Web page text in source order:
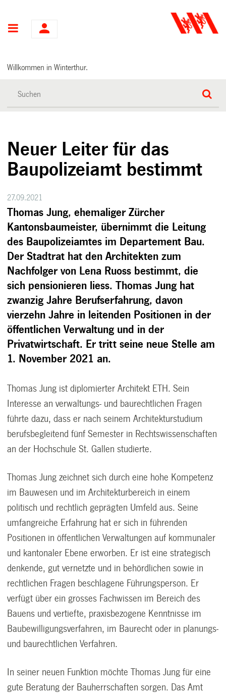
Hauptnavigation
Willkommen in Winterthur.
Neuer Leiter für das
Baupolizeiamt bestimmt
27.09.2021
Thomas Jung, ehemaliger Zürcher
Kantonsbaumeister, übernimmt die Leitung
des Baupolizeiamtes im Departement Bau.
Der Stadtrat hat den Architekten zum
Nachfolger von Lena Ruoss bestimmt, die
sich pensionieren liess. Thomas Jung hat
zwanzig Jahre Berufserfahrung, davon
vierzehn Jahre in leitenden Positionen in der
öffentlichen Verwaltung und in der
Privatwirtschaft. Er tritt seine neue Stelle am
1. November 2021 an.
Thomas Jung ist diplomierter Architekt ETH. Sein
Interesse an verwaltungs- und baurechtlichen Fragen
führte dazu, dass er nach seinem Architekturstudium
berufsbegleitend fünf Semester in Rechtswissenschaften
an der Hochschule St. Gallen studierte.
Thomas Jung zeichnet sich durch eine hohe Kompetenz
im Bauwesen und im Architekturbereich in einem
politisch und rechtlich geprägten Umfeld aus. Seine
umfangreiche Erfahrung hat er sich in führenden
Positionen in öffentlichen Verwaltungen auf kommunaler
und kantonaler Ebene erworben. Er ist eine strategisch
denkende, gut vernetzte und in behördlichen sowie in
rechtlichen Fragen beschlagene Führungsperson. Er
verfügt über ein grosses Fachwissen im Bereich des
Bauens und vertiefte, praxisbezogene Kenntnisse im
Baubewilligungsverfahren, im Baurecht oder in planungs-
und baurechtlichen Verfahren.
In seiner neuen Funktion möchte Thomas Jung für eine
gute Beratung der Bauherrschaften sorgen. Das Amt